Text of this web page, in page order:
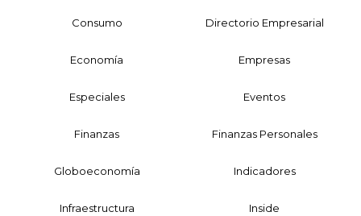
Consumo Directorio Empresarial
Economía Empresas
Especiales Eventos
Finanzas Finanzas Personales
Globoeconomía Indicadores
Infraestructura Inside